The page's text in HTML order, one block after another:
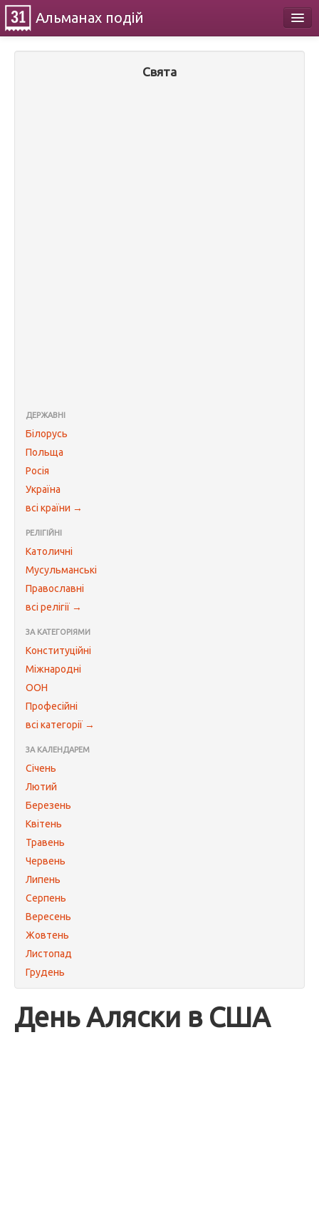
Альманах подій
Свята
ДЕРЖАВНІ
Білорусь
Польща
Росія
Україна
всі країни →
РЕЛІГІЙНІ
Католичні
Мусульманські
Православні
всі релігії →
ЗА КАТЕГОРІЯМИ
Конституційні
Міжнародні
ООН
Професійні
всі категорії →
ЗА КАЛЕНДАРЕМ
Січень
Лютий
Березень
Квітень
Травень
Червень
Липень
Серпень
Вересень
Жовтень
Листопад
Грудень
День Аляски в США